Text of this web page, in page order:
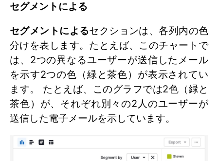
セグメントによる
セグメントによるセクションは、各列内の色
分けを表します。たとえば、このチャートで
は、2つの異なるユーザーが送信したメール
を示す2つの色（緑と茶色）が表示されてい
ます。 たとえば、このグラフでは2色（緑と
茶色）が、それぞれ別々の2人のユーザーが
送信した電子メールを示しています。